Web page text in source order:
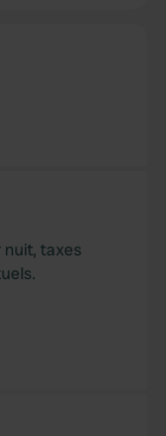
nuit, taxes